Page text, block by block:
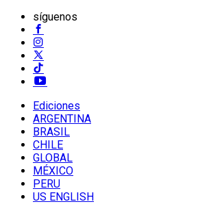
síguenos
Ediciones
ARGENTINA
BRASIL
CHILE
GLOBAL
MÉXICO
PERU
US ENGLISH